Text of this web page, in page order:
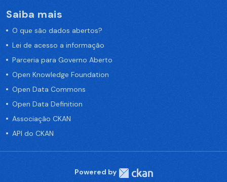
Saiba mais
O que são dados abertos?
Lei de acesso a informação
Parceria para Governo Aberto
Open Knowledge Foundation
Open Data Commons
Open Data Definition
Associação CKAN
API do CKAN
Powered by